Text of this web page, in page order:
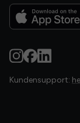
Kundensupport: